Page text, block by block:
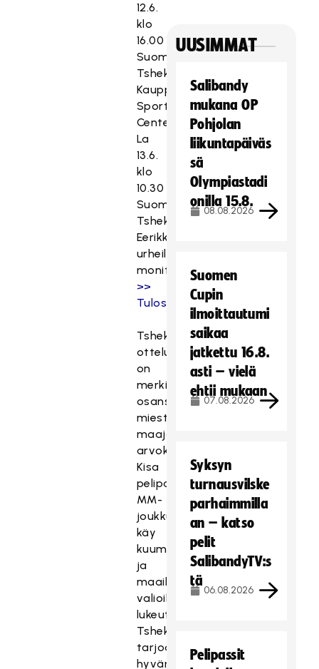
12.6.
klo
16.00
Suomi–
Tshekki,
Kauppi
Sports
Center
La
13.6.
klo
10.30
Suomi–
Tshekki,
Eerikkilän
urheiluopiston
monitoimihalli
>>
Tulospalvelu.
Tshekki-
otteluilla
on
merkittävä
osansa
miesten
maajoukkueelle
arvokisavuotena.
Kisa
pelipaikoista
MM-
joukkueeseen
käy
kuumana
ja
maailman
valioihin
lukeutuva
Tshekki
tarjoaa
hyvän
UUSIMMAT
Salibandy
mukana OP
Pohjolan
liikuntapäiväs
sä
Olympiastadi
onilla 15.8.
08.08.2026
Suomen
Cupin
ilmoittautumi
saikaa
jatkettu 16.8.
asti – vielä
ehtii mukaan
07.08.2026
Syksyn
turnausvilske
parhaimmilla
an – katso
pelit
SalibandyTV:s
tä
06.08.2026
Pelipassit